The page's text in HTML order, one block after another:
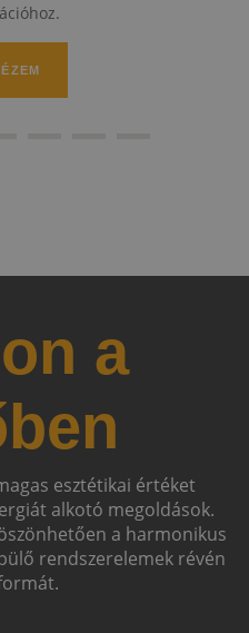
a
esztétikai értéket
alkotó megoldások.
a harmonikus
rendszerelemek révén